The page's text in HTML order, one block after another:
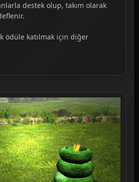
destek olup, takım olarak
ödüle katılmak için diğer